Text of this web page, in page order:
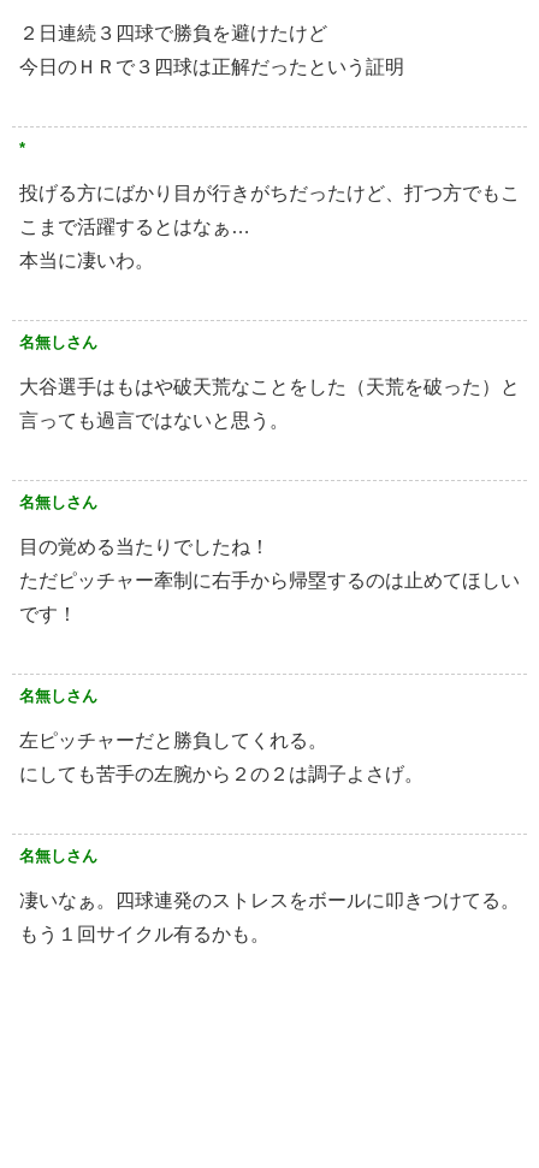
２日連続３四球で勝負を避けたけど
今日のＨＲで３四球は正解だったという証明
*
投げる方にばかり目が行きがちだったけど、打つ方でもこ
こまで活躍するとはなぁ…
本当に凄いわ。
名無しさん
大谷選手はもはや破天荒なことをした（天荒を破った）と
言っても過言ではないと思う。
名無しさん
目の覚める当たりでしたね！
ただピッチャー牽制に右手から帰塁するのは止めてほしい
です！
名無しさん
左ピッチャーだと勝負してくれる。
にしても苦手の左腕から２の２は調子よさげ。
名無しさん
凄いなぁ。四球連発のストレスをボールに叩きつけてる。
もう１回サイクル有るかも。